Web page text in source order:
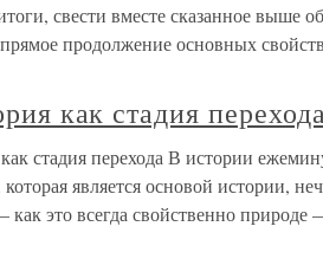
свести вместе сказанное выше
продолжение основных
как стадия
стадия перехода В истории
которая является основой истории,
это всегда свойственно